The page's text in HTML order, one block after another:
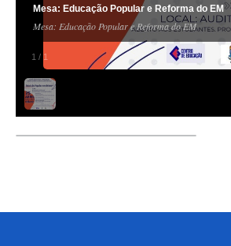
1 / 1
Mesa: Educação Popular e Reforma do EM
Mesa: Educação Popular e Reforma do EM